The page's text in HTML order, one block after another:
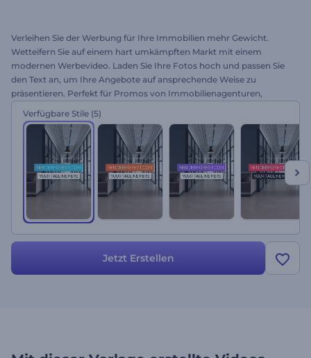
Verleihen Sie der Werbung für Ihre Immobilien mehr Gewicht.
Wetteifern Sie auf einem hart umkämpften Markt mit einem
modernen Werbevideo. Laden Sie Ihre Fotos hoch und passen Sie
den Text an, um Ihre Angebote auf ansprechende Weise zu
präsentieren. Perfekt für Promos von Immobilienagenturen,
Aufmerksamkeit der Verbraucher mit dem Immobilien-
Werbepaket mühelos auf sich. Probieren Sie es jetzt aus!
Verfügbare Stile (5)
Jetzt Erstellen